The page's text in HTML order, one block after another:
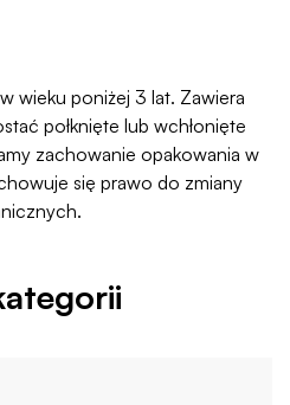
wieku poniżej 3 lat. Zawiera
połknięte lub wchłonięte
zachowanie opakowania w
się prawo do zmiany